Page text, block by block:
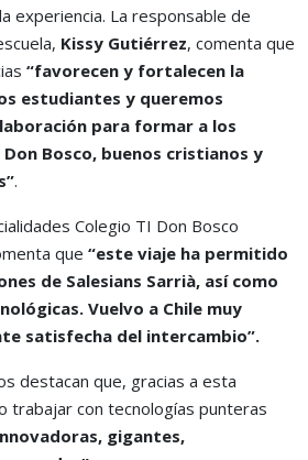
experiencia. La responsable de
Kissy Gutiérrez, comenta que
“favorecen y fortalecen la
estudiantes y queremos
para formar a los
Bosco, buenos cristianos y
.
Colegio TI Don Bosco
que “este viaje ha permitido
de Salesians Sarrià, así como
Vuelvo a Chile muy
satisfecha del intercambio”.
destacan que, gracias a esta
trabajar con tecnologías punteras
gigantes,